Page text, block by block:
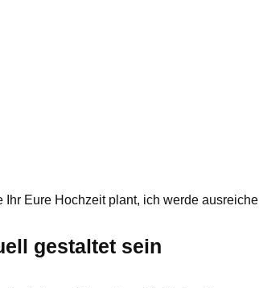
Eure Hochzeit plant, ich werde
gestaltet sein